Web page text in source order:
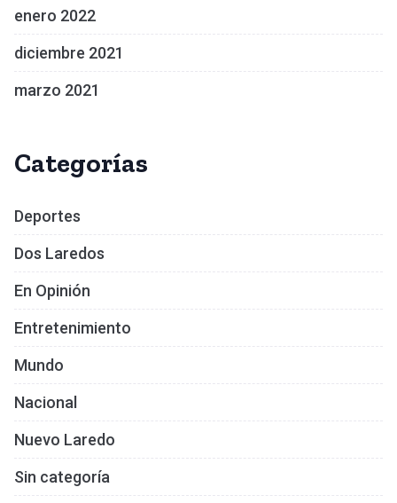
enero 2022
diciembre 2021
marzo 2021
Categorías
Deportes
Dos Laredos
En Opinión
Entretenimiento
Mundo
Nacional
Nuevo Laredo
Sin categoría